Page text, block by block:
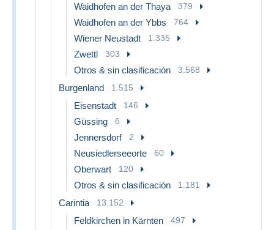
Waidhofen an der Thaya 379
Waidhofen an der Ybbs 764
Wiener Neustadt 1.335
Zwettl 303
Otros & sin clasificación 3.568
Burgenland 1.515
Eisenstadt 146
Güssing 6
Jennersdorf 2
Neusiedlerseeorte 60
Oberwart 120
Otros & sin clasificación 1.181
Carintia 13.152
Feldkirchen in Kärnten 497